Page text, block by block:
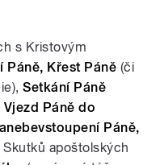
s Kristovým
Páně, Křest Páně (či
Setkání Páně
Vjezd Páně do
Páně,
apoštolských